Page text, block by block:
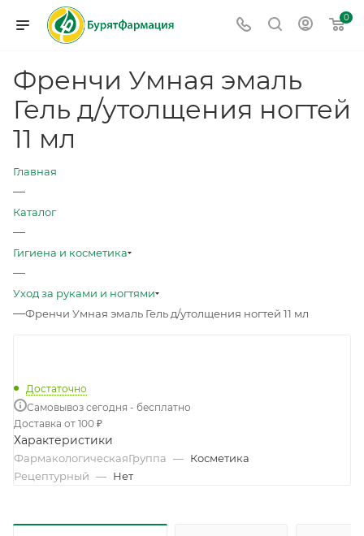
0
Френчи Умная эмаль
Гель д/утолщения ногтей
11 мл
Главная
—
Каталог
—
Гигиена и косметика
—
Уход за руками и ногтями
—Френчи Умная эмаль Гель д/утолщения ногтей 11 мл
Достаточно
Самовывоз сегодня - бесплатно
Доставка от 100 ₽
Характеристики
ФармакологическаяГруппа — Косметика
Рецептурный — Нет